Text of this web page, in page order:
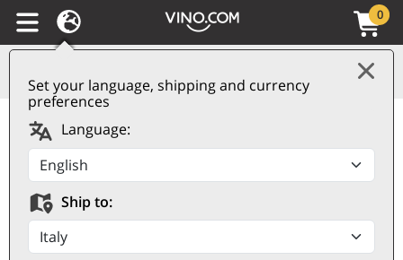
Set your language, shipping and currency
preferences
Language:
Ship to:
0
Amarone della
Valpolicella Classico
DOCG 2023 Farina
FARINA
0,75 ℓ